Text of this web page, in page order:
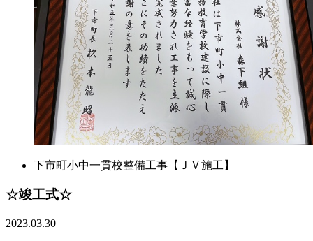
下市町小中一貫校整備工事【ＪＶ施工】
☆竣工式☆
2023.03.30